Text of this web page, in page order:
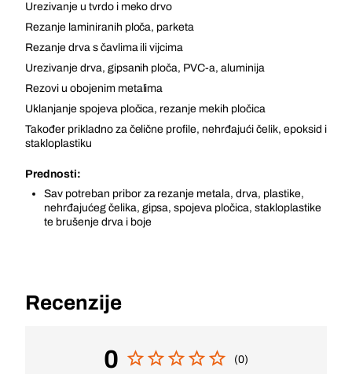
Urezivanje u tvrdo i meko drvo
Rezanje laminiranih ploča, parketa
Rezanje drva s čavlima ili vijcima
Urezivanje drva, gipsanih ploča, PVC-a, aluminija
Rezovi u obojenim metalima
Uklanjanje spojeva pločica, rezanje mekih pločica
Također prikladno za čelične profile, nehrđajući čelik, epoksid i
stakloplastiku
Prednosti:
Sav potreban pribor za rezanje metala, drva, plastike,
nehrđajućeg čelika, gipsa, spojeva pločica, stakloplastike
te brušenje drva i boje
Recenzije
0 (0)